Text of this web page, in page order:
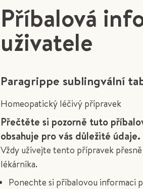
Příbalová
uživatele
Paragrippe sublingvální
Homeopatický léčivý přípravek
Přečtěte si pozorně tuto
obsahuje pro vás důležité údaje.
Vždy užívejte tento přípravek
lékárníka.
Ponechte si příbalovou informaci